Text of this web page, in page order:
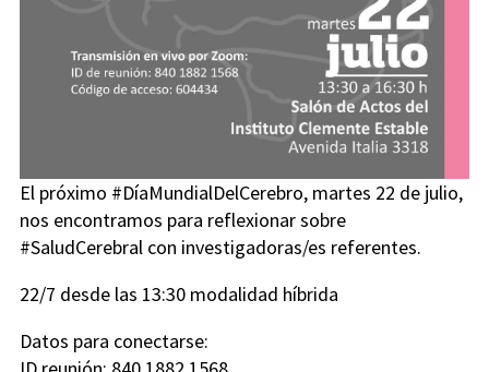
El próximo #DíaMundialDelCerebro, martes 22 de julio,
nos encontramos para reflexionar sobre
#SaludCerebral con investigadoras/es referentes.
22/7 desde las 13:30 modalidad híbrida
Datos para conectarse: